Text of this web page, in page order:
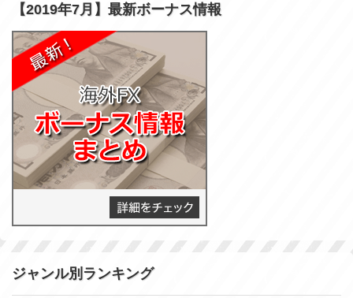
【2019年7月】最新ボーナス情報
ジャンル別ランキング